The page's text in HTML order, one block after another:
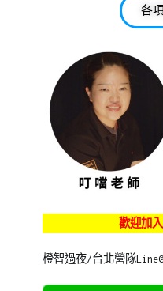
各
歡迎加
橙智過夜/台北營隊